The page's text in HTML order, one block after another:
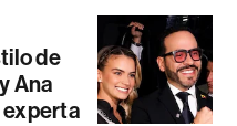
de
Ana
experta